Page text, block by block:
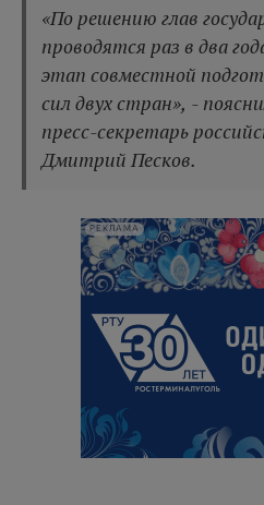
«По решению глав
проводятся раз в два
этап совместной
сил двух стран», -
пресс-секретарь
Дмитрий Песков.
РЕКЛАМА